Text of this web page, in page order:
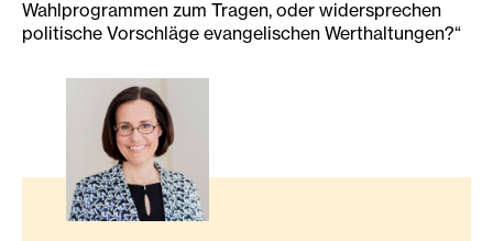
Wahlprogrammen zum Tragen, oder widersprechen
politische Vorschläge evangelischen Werthaltungen?“